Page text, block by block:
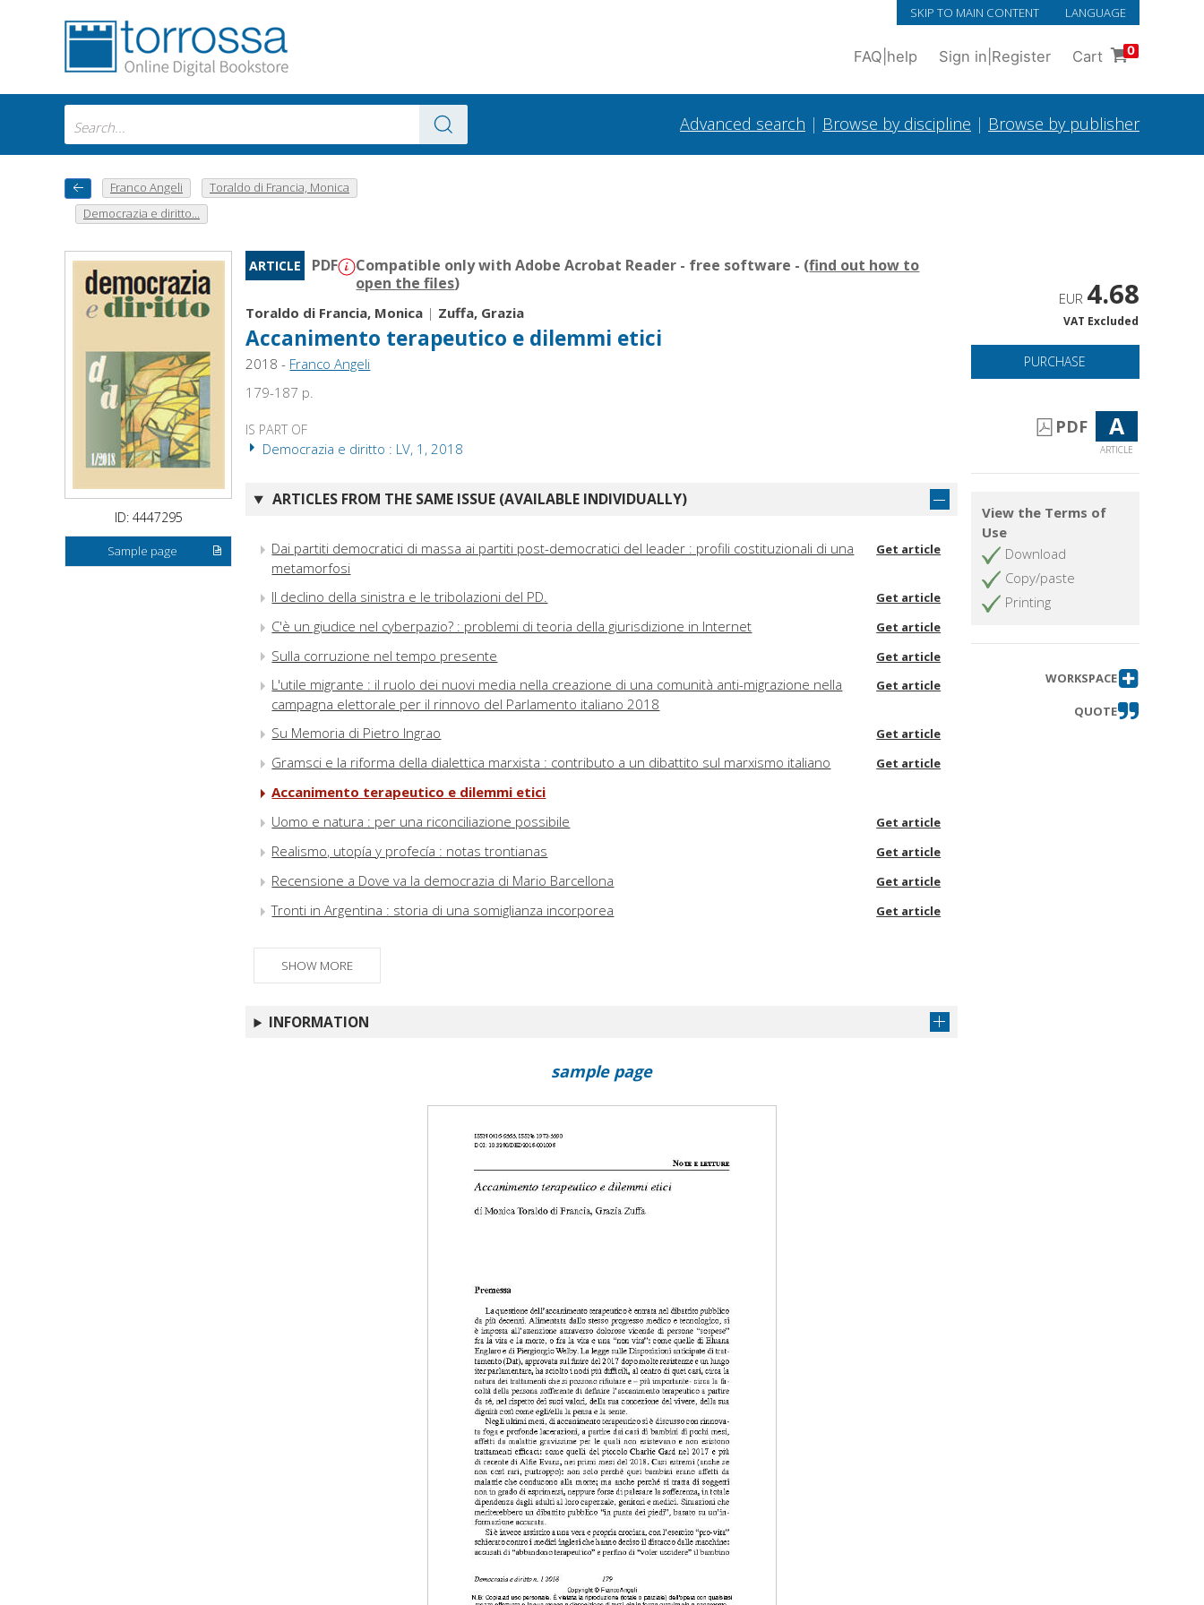
SKIP TO MAIN CONTENT LANGUAGE
FAQ help Sign in Register Cart 0
Advanced search | Browse by discipline | Browse by publisher
Franco Angeli
Toraldo di Francia, Monica
Democrazia e diritto...
ID: 4447295
Sample page
ARTICLE PDF Compatible only with Adobe Acrobat Reader - free software - (find out how to
open the files)
Toraldo di Francia, Monica | Zuffa, Grazia
Accanimento terapeutico e dilemmi etici
2018 - Franco Angeli
179-187 p.
IS PART OF
Democrazia e diritto : LV, 1, 2018
ARTICLES FROM THE SAME ISSUE (AVAILABLE INDIVIDUALLY)
Dai partiti democratici di massa ai partiti post-democratici del leader : profili costituzionali di una
metamorfosi
Get article
Il declino della sinistra e le tribolazioni del PD. Get article
C'è un giudice nel cyberpazio? : problemi di teoria della giurisdizione in Internet Get article
Sulla corruzione nel tempo presente Get article
L'utile migrante : il ruolo dei nuovi media nella creazione di una comunità anti-migrazione nella
campagna elettorale per il rinnovo del Parlamento italiano 2018
Get article
Su Memoria di Pietro Ingrao Get article
Gramsci e la riforma della dialettica marxista : contributo a un dibattito sul marxismo italiano Get article
Accanimento terapeutico e dilemmi etici
Uomo e natura : per una riconciliazione possibile
Get article
Realismo, utopía y profecía : notas trontianas Get article
Recensione a Dove va la democrazia di Mario Barcellona Get article
Tronti in Argentina : storia di una somiglianza incorporea Get article
SHOW MORE
INFORMATION
EUR 4.68
VAT Excluded
PURCHASE
PDF A
ARTICLE
View the Terms of
Use
Download
Copy/paste
Printing
WORKSPACE
QUOTE
sample page